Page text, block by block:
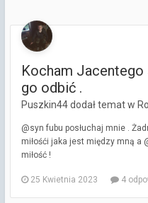
Kocham Jacentego
go odbić .
Puszkin44 dodał temat w
@syn fubu posłuchaj mnie .
miłośći jaka jest między mną a
miłość !
25 Kwietnia 2023 4